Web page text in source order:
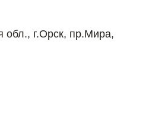
обл., г.Орск, пр.Мира,